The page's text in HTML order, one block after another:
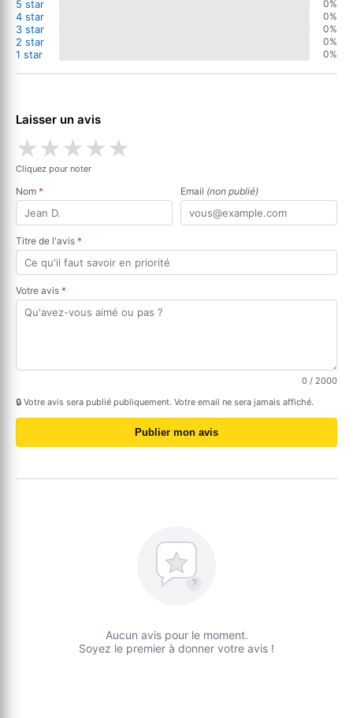
5 star 0%
4 star 0%
3 star 0%
2 star 0%
1 star 0%
Laisser un avis
★★★★★
Cliquez pour noter
Nom * Email (non publié)
Titre de l'avis *
Votre avis *
0 / 2000
🔒 Votre avis sera publié publiquement. Votre email ne sera jamais affiché.
Publier mon avis
?
Aucun avis pour le moment.
Soyez le premier à donner votre avis !